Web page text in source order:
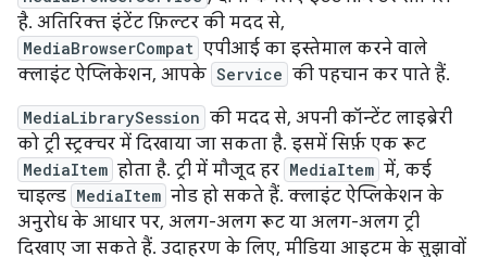
है. अतिरिक्त इंटेंट फ़िल्टर की मदद से,
MediaBrowserCompat एपीआई का इस्तेमाल करने वाले
क्लाइंट ऐप्लिकेशन, आपके Service की पहचान कर पाते हैं.
MediaLibrarySession की मदद से, अपनी कॉन्टेंट लाइब्रेरी
को ट्री स्ट्रक्चर में दिखाया जा सकता है. इसमें सिर्फ़ एक रूट
MediaItem होता है. ट्री में मौजूद हर MediaItem में, कई
चाइल्ड MediaItem नोड हो सकते हैं. क्लाइंट ऐप्लिकेशन के
अनुरोध के आधार पर, अलग-अलग रूट या अलग-अलग ट्री
दिखाए जा सकते हैं. उदाहरण के लिए, मीडिया आइटम के सुझावों